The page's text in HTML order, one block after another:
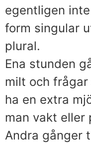
egentligen
form singular
plural.
Ena stunden
milt och
ha en extra
man vakt eller
Andra gånger